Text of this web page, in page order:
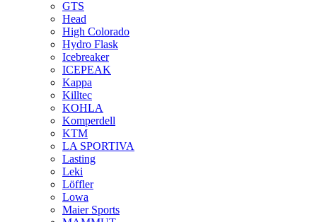
GTS
Head
High Colorado
Hydro Flask
Icebreaker
ICEPEAK
Kappa
Killtec
KOHLA
Komperdell
KTM
LA SPORTIVA
Lasting
Leki
Löffler
Lowa
Maier Sports